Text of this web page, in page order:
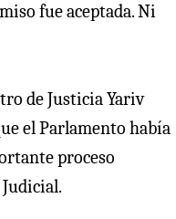
fue aceptada. Ni
de Justicia Yariv
el Parlamento había
proceso